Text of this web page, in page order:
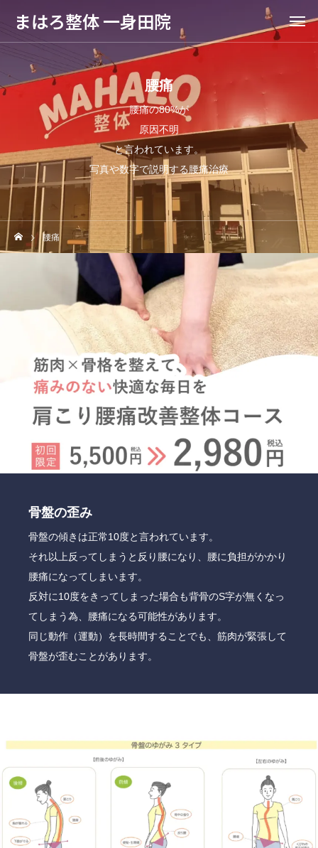
まはろ整体 一身田院
腰痛
腰痛の80%が
原因不明
と言われています。
写真や数字で説明する腰痛治療
腰痛
骨盤の歪み
骨盤の傾きは正常10度と言われています。
それ以上反ってしまうと反り腰になり、腰に負担がかかり
腰痛になってしまいます。
反対に10度をきってしまった場合も背骨のS字が無くなっ
てしまう為、腰痛になる可能性があります。
同じ動作（運動）を長時間することでも、筋肉が緊張して
骨盤が歪むことがあります。